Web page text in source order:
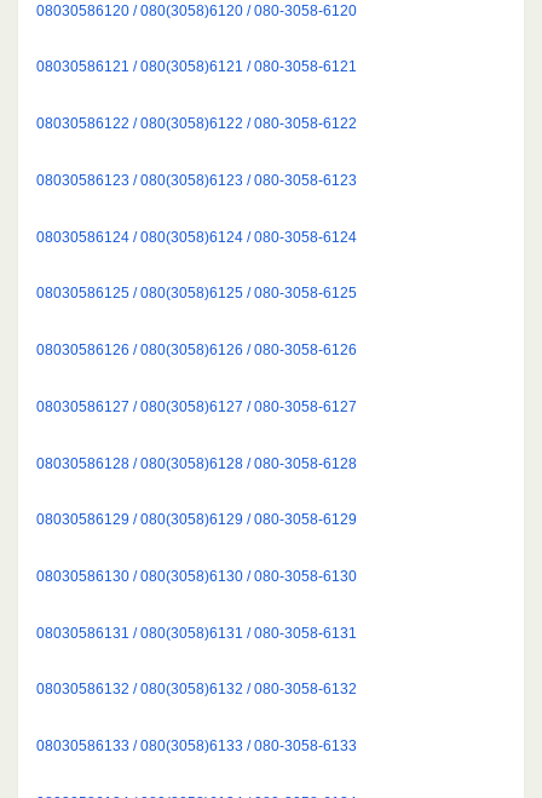
08030586120 / 080(3058)6120 / 080-3058-6120
08030586121 / 080(3058)6121 / 080-3058-6121
08030586122 / 080(3058)6122 / 080-3058-6122
08030586123 / 080(3058)6123 / 080-3058-6123
08030586124 / 080(3058)6124 / 080-3058-6124
08030586125 / 080(3058)6125 / 080-3058-6125
08030586126 / 080(3058)6126 / 080-3058-6126
08030586127 / 080(3058)6127 / 080-3058-6127
08030586128 / 080(3058)6128 / 080-3058-6128
08030586129 / 080(3058)6129 / 080-3058-6129
08030586130 / 080(3058)6130 / 080-3058-6130
08030586131 / 080(3058)6131 / 080-3058-6131
08030586132 / 080(3058)6132 / 080-3058-6132
08030586133 / 080(3058)6133 / 080-3058-6133